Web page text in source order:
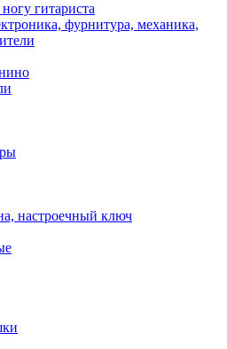
гитариста
фурнитура, механика,
настроечный ключ